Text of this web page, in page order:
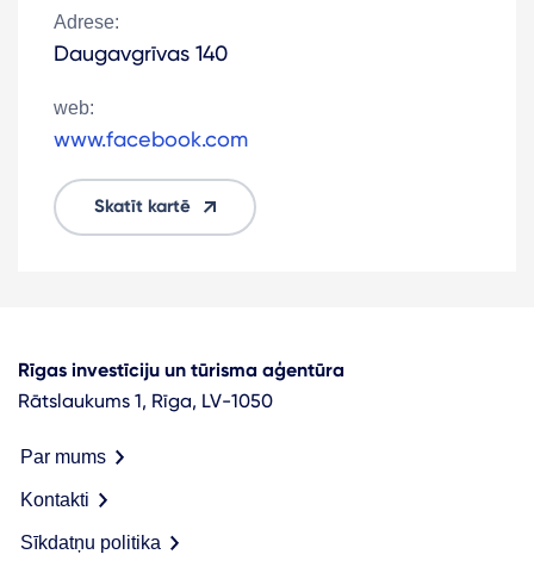
Adrese:
Daugavgrīvas 140
web:
www.facebook.com
Skatīt kartē
Rīgas investīciju un tūrisma aģentūra
Rātslaukums 1, Rīga, LV-1050
Par mums
Kontakti
Sīkdatņu politika